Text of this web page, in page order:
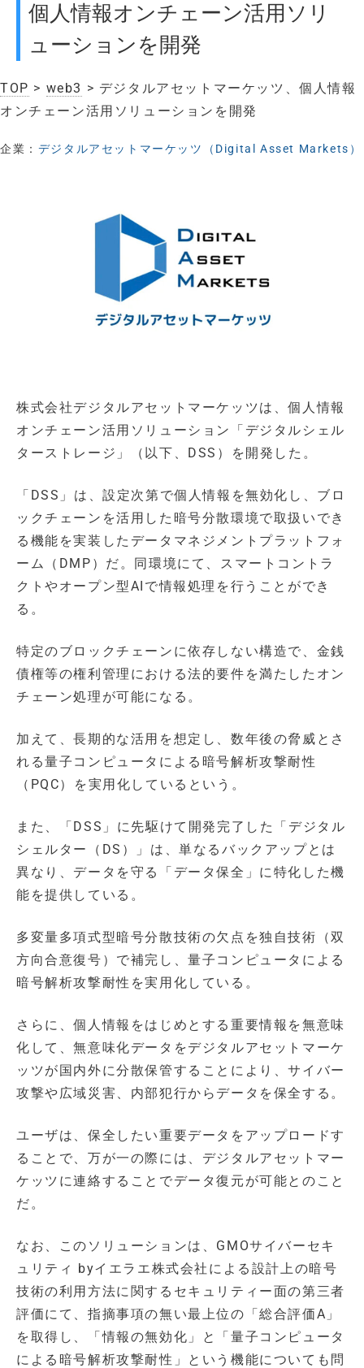
個人情報オンチェーン活用ソリ
ューションを開発
TOP > web3 > デジタルアセットマーケッツ、個人情報
オンチェーン活用ソリューションを開発
企業： デジタルアセットマーケッツ（Digital Asset Markets）
株式会社デジタルアセットマーケッツは、個人情報
オンチェーン活用ソリューション「デジタルシェル
ターストレージ」（以下、DSS）を開発した。
「DSS」は、設定次第で個人情報を無効化し、ブロ
ックチェーンを活用した暗号分散環境で取扱いでき
る機能を実装したデータマネジメントプラットフォ
ーム（DMP）だ。同環境にて、スマートコントラ
クトやオープン型AIで情報処理を行うことができ
る。
特定のブロックチェーンに依存しない構造で、金銭
債権等の権利管理における法的要件を満たしたオン
チェーン処理が可能になる。
加えて、長期的な活用を想定し、数年後の脅威とさ
れる量子コンピュータによる暗号解析攻撃耐性
（PQC）を実用化しているという。
また、「DSS」に先駆けて開発完了した「デジタル
シェルター（DS）」は、単なるバックアップとは
異なり、データを守る「データ保全」に特化した機
能を提供している。
多変量多項式型暗号分散技術の欠点を独自技術（双
方向合意復号）で補完し、量子コンピュータによる
暗号解析攻撃耐性を実用化している。
さらに、個人情報をはじめとする重要情報を無意味
化して、無意味化データをデジタルアセットマーケ
ッツが国内外に分散保管することにより、サイバー
攻撃や広域災害、内部犯行からデータを保全する。
ユーザは、保全したい重要データをアップロードす
ることで、万が一の際には、デジタルアセットマー
ケッツに連絡することでデータ復元が可能とのこと
だ。
なお、このソリューションは、GMOサイバーセキ
ュリティ byイエラエ株式会社による設計上の暗号
技術の利用方法に関するセキュリティー面の第三者
評価にて、指摘事項の無い最上位の「総合評価A」
を取得し、「情報の無効化」と「量子コンピュータ
による暗号解析攻撃耐性」という機能についても問